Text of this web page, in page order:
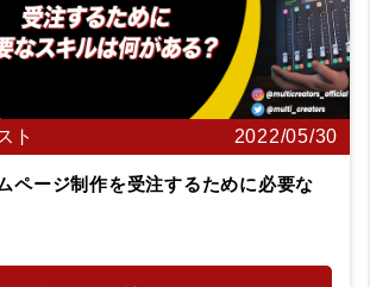
ト 2022/05/30
ページ制作を受注するために必要な